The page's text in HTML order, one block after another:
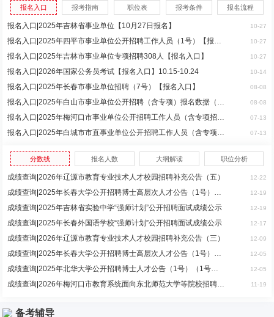
报名入口 报考指南 职位表 报考条件 报名流程
报名入口 |2025年吉林省事业单位【10月27日报名】 10-27
报名入口 | 2025年四平市事业单位公开招聘工作人员（1号）【报名入口】 10-27
报名入口 |2025年吉林市事业单位专项招聘308人【报名入口】 10-27
报名入口 |2026年国家公务员考试【报名入口】10.15-10.24 10-14
报名入口 |2025年长春市事业单位招聘（7号）【报名入口】 08-08
报名入口 | 2025年白山市事业单位公开招聘（含专项）报名数据（截止8月8日 08-08
报名入口 | 2025年梅河口市事业单位公开招聘工作人员（含专项招聘高校毕业 07-13
报名入口 | 2025年白城市市直事业单位公开招聘工作人员（含专项招聘高校毕 07-13
分数线 报名人数 大纲解读 职位分析
成绩查询 |2026年辽源市教育专业技术人才校园招聘补充公告（五） 12-22
成绩查询 | 2025年长春大学公开招聘博士高层次人才公告（1号）面试成绩（ 12-19
成绩查询 |2025年吉林省实验中学“强师计划”公开招聘面试成绩公示 12-19
成绩查询 |2025年长春外国语学校“强师计划”公开招聘面试成绩公示 12-17
成绩查询 |2026年辽源市教育专业技术人才校园招聘补充公告（三） 12-09
成绩查询 | 2025年长春大学公开招聘博士高层次人才公告（1号）面试成绩（ 12-05
成绩查询 | 2025年北华大学公开招聘博士人才公告（1号）（1号补充）及公开 12-05
成绩查询 | 2026年梅河口市教育系统面向东北师范大学等院校招聘教师面试成 11-19
备考辅导